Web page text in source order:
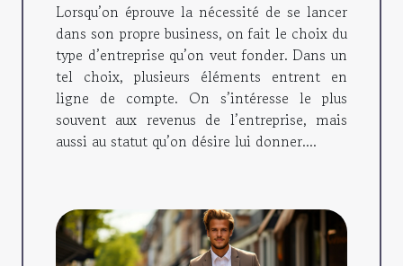
Lorsqu’on éprouve la nécessité de se lancer
dans son propre business, on fait le choix du
type d’entreprise qu’on veut fonder. Dans un
tel choix, plusieurs éléments entrent en
ligne de compte. On s’intéresse le plus
souvent aux revenus de l’entreprise, mais
aussi au statut qu’on désire lui donner....